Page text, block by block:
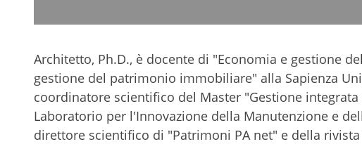
Architetto, Ph.D., è docente di "Economia e gestione
gestione del patrimonio immobiliare" alla Sapienza
coordinatore scientifico del Master "Gestione
Laboratorio per l'Innovazione della Manutenzione e
direttore scientifico di "Patrimoni PA net" e della